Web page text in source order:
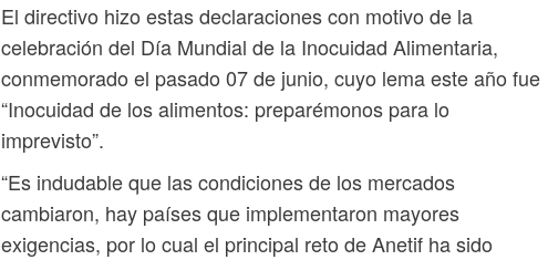
El directivo hizo estas declaraciones con motivo de la
celebración del Día Mundial de la Inocuidad Alimentaria,
conmemorado el pasado 07 de junio, cuyo lema este año fue
“Inocuidad de los alimentos: preparémonos para lo
imprevisto”.
“Es indudable que las condiciones de los mercados
cambiaron, hay países que implementaron mayores
exigencias, por lo cual el principal reto de Anetif ha sido